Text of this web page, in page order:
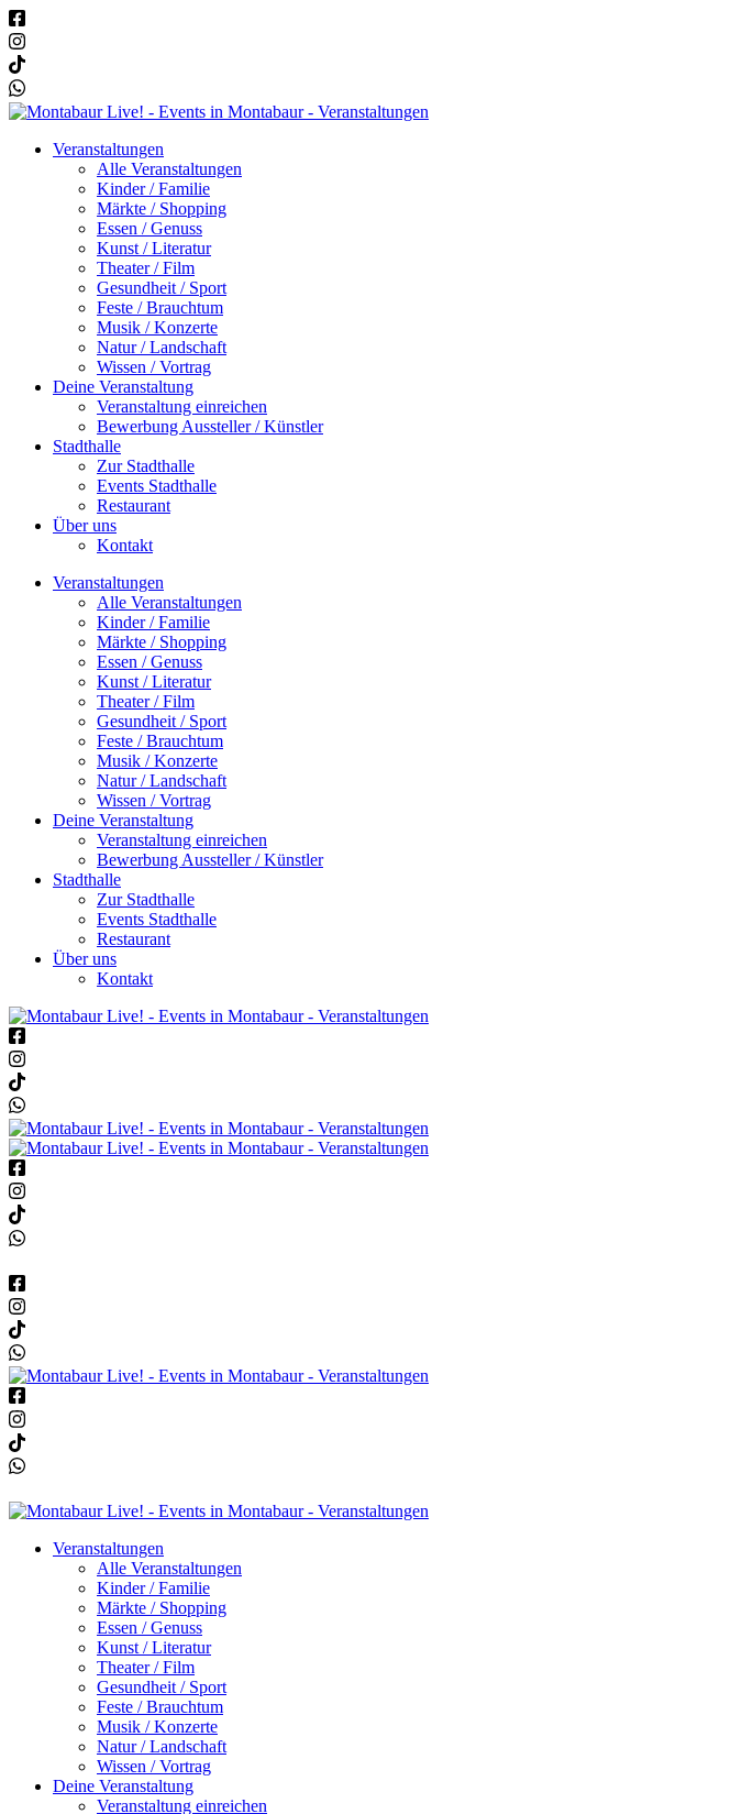
Veranstaltungen
Alle Veranstaltungen
Kinder / Familie
Märkte / Shopping
Essen / Genuss
Kunst / Literatur
Theater / Film
Gesundheit / Sport
Feste / Brauchtum
Musik / Konzerte
Natur / Landschaft
Wissen / Vortrag
Deine Veranstaltung
Veranstaltung einreichen
Bewerbung Aussteller / Künstler
Stadthalle
Zur Stadthalle
Events Stadthalle
Restaurant
Über uns
Kontakt
Veranstaltungen
Alle Veranstaltungen
Kinder / Familie
Märkte / Shopping
Essen / Genuss
Kunst / Literatur
Theater / Film
Gesundheit / Sport
Feste / Brauchtum
Musik / Konzerte
Natur / Landschaft
Wissen / Vortrag
Deine Veranstaltung
Veranstaltung einreichen
Bewerbung Aussteller / Künstler
Stadthalle
Zur Stadthalle
Events Stadthalle
Restaurant
Über uns
Kontakt
Veranstaltungen
Alle Veranstaltungen
Kinder / Familie
Märkte / Shopping
Essen / Genuss
Kunst / Literatur
Theater / Film
Gesundheit / Sport
Feste / Brauchtum
Musik / Konzerte
Natur / Landschaft
Wissen / Vortrag
Deine Veranstaltung
Veranstaltung einreichen